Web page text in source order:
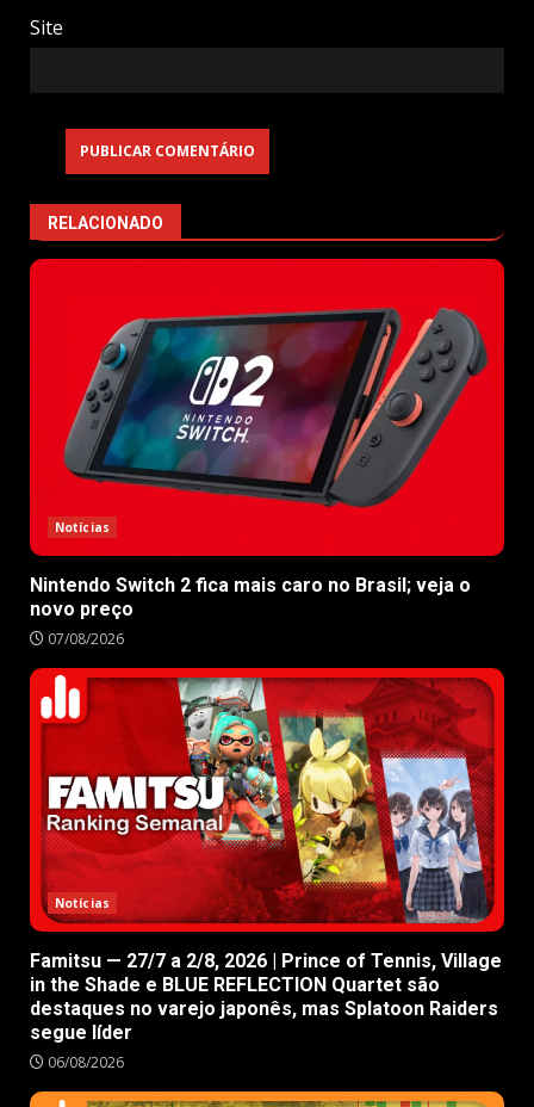
Site
RELACIONADO
Notícias
Nintendo Switch 2 fica mais caro no Brasil; veja o
novo preço
07/08/2026
Notícias
Famitsu — 27/7 a 2/8, 2026 | Prince of Tennis, Village
in the Shade e BLUE REFLECTION Quartet são
destaques no varejo japonês, mas Splatoon Raiders
segue líder
06/08/2026